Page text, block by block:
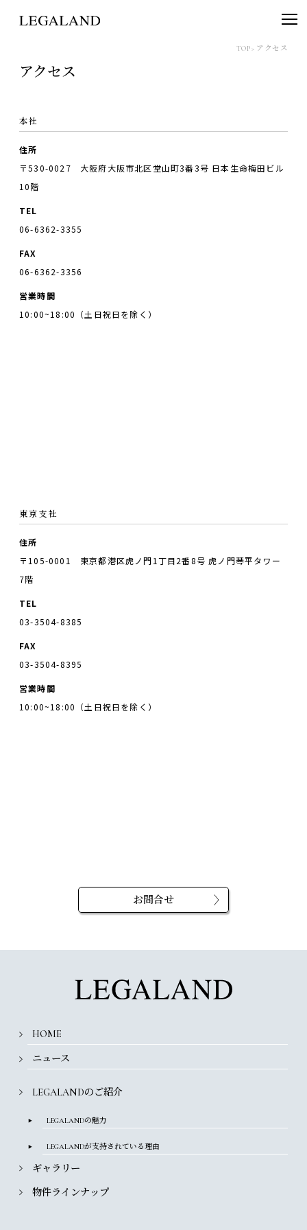
TOP> アクセス
アクセス
本社
住所
〒530-0027 大阪府大阪市北区堂山町3番3号 日本生命梅田ビル
10階
TEL
06-6362-3355
FAX
06-6362-3356
営業時間
10:00~18:00（土日祝日を除く）
東京支社
住所
〒105-0001 東京都港区虎ノ門1丁目2番8号 虎ノ門琴平タワー
7階
TEL
03-3504-8385
FAX
03-3504-8395
営業時間
10:00~18:00（土日祝日を除く）
お問合せ
HOME
ニュース
LEGALANDのご紹介
LEGALANDの魅力
LEGALANDが支持されている理由
ギャラリー
物件ラインナップ